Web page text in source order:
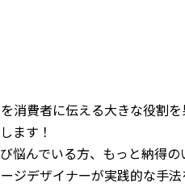
消費者に伝える大きな役割を
ます！
悩んでいる方、もっと納得
ジデザイナーが実践的な手法